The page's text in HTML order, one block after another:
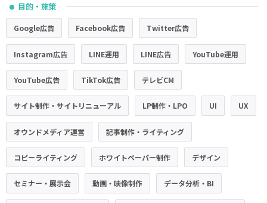
● 目的・施策
Google広告 Facebook広告 Twitter広告
Instagram広告 LINE運用 LINE広告 YouTube運用
YouTube広告 TikTok広告 テレビCM
サイト制作・サイトリニューアル LP制作・LPO UI UX
オウンドメディア運営 記事制作・ライティング
コピーライティング ホワイトペーパー制作 デザイン
セミナー・展示会 動画・映像制作 データ分析・BI